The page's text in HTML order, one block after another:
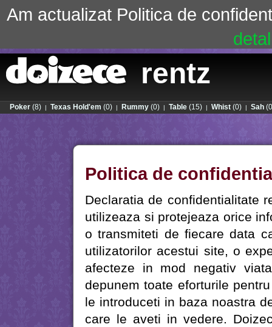
Am actualizat Politica de
rentz
Poker (8) | Texas Hold'em (0) | Rummy (0) | Table (15) | Whist (0) | Sah
Politica de
Declaratia de confidentialitate
utilizeaza si protejeaza orice
o transmiteti de fiecare data
utilizatorilor acestui site, o
afecteze in mod negativ
depunem toate eforturile
le introduceti in baza noastra
care le aveti in vedere.